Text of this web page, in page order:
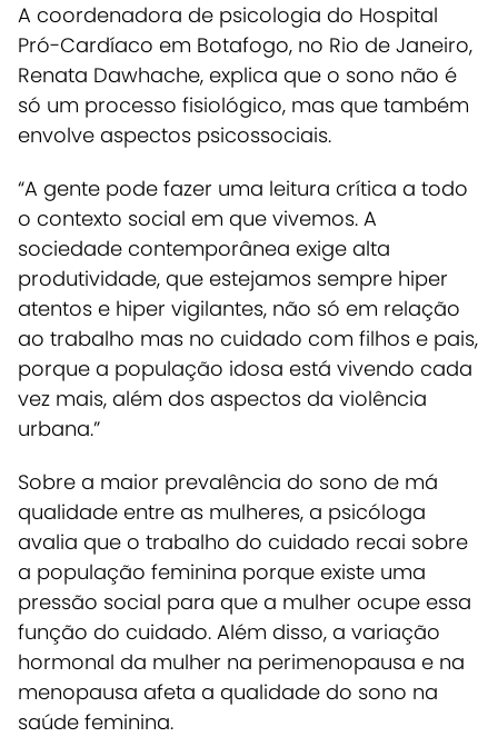
A coordenadora de psicologia do Hospital
Pró-Cardíaco em Botafogo, no Rio de Janeiro,
Renata Dawhache, explica que o sono não é
só um processo fisiológico, mas que também
envolve aspectos psicossociais.
“A gente pode fazer uma leitura crítica a todo
o contexto social em que vivemos. A
sociedade contemporânea exige alta
produtividade, que estejamos sempre hiper
atentos e hiper vigilantes, não só em relação
ao trabalho mas no cuidado com filhos e pais,
porque a população idosa está vivendo cada
vez mais, além dos aspectos da violência
urbana.”
Sobre a maior prevalência do sono de má
qualidade entre as mulheres, a psicóloga
avalia que o trabalho do cuidado recai sobre
a população feminina porque existe uma
pressão social para que a mulher ocupe essa
função do cuidado. Além disso, a variação
hormonal da mulher na perimenopausa e na
menopausa afeta a qualidade do sono na
saúde feminina.